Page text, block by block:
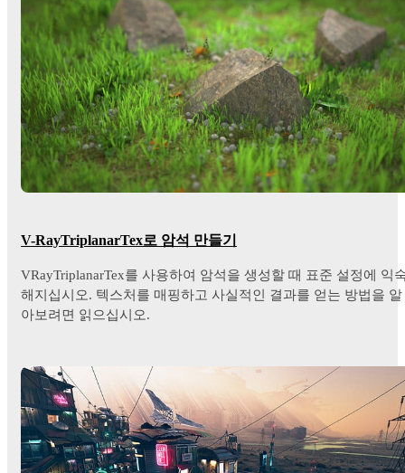
V-RayTriplanarTex로 암석 만들기
VRayTriplanarTex를 사용하여 암석을 생성할 때 표준 설정에 익
해지십시오. 텍스처를 매핑하고 사실적인 결과를 얻는 방법을 알
아보려면 읽으십시오.